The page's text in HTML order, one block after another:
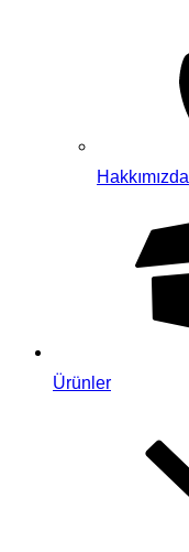
Hakkımızda
Ürünler